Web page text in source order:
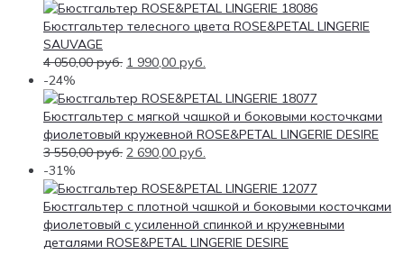
Бюстгальтер телесного цвета ROSE&PETAL LINGERIE
SAUVAGE
4 050,00руб. 1 990,00 руб.
-24%
Бюстгальтер с мягкой чашкой и боковыми косточками
фиолетовый кружевной ROSE&PETAL LINGERIE DESIRE
3 550,00руб. 2 690,00 руб.
-31%
Бюстгальтер с плотной чашкой и боковыми косточками
фиолетовый с усиленной спинкой и кружевными
деталями ROSE&PETAL LINGERIE DESIRE